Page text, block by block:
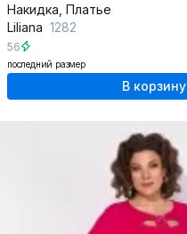
Накидка, Платье
Liliana 1282
56
последний размер
В корзину